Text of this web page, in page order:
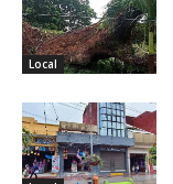
Local